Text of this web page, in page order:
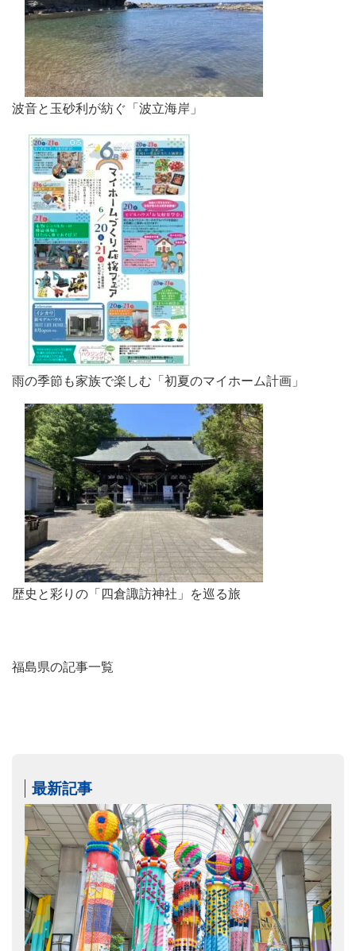
波音と玉砂利が紡ぐ「波立海岸」
雨の季節も家族で楽しむ「初夏のマイホーム計画」
歴史と彩りの「四倉諏訪神社」を巡る旅
福島県の記事一覧
最新記事